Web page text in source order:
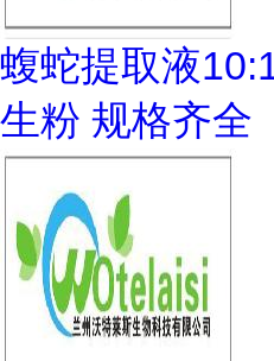
蝮蛇提取液
生粉 规格齐全